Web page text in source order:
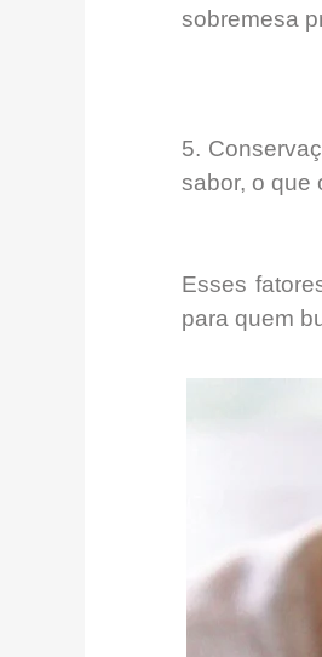
sobremesa
5.
sabor, o que
Esses
para quem